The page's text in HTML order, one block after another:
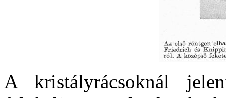
A kristályrácsoknál